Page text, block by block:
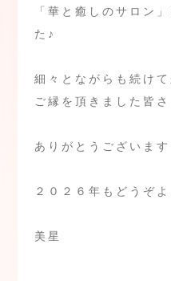
「華と癒しのサロン
た♪
細々とながらも続け
ご縁を頂きました皆
ありがとうございます
２０２６年もどうぞ
美星